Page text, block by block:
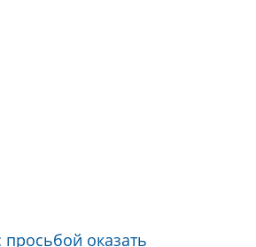
оказать